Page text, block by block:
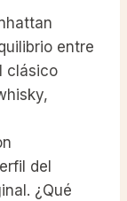
entre
clásico
del
¿Qué